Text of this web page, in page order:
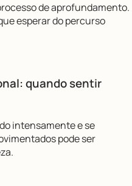
de aprofundamento.
esperar do percurso
quando sentir
intensamente e se
pode ser